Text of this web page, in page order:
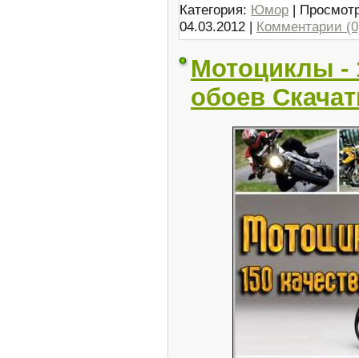
Категория: Юмор |
04.03.2012 | Комментарии
Мотоциклы -
обоев